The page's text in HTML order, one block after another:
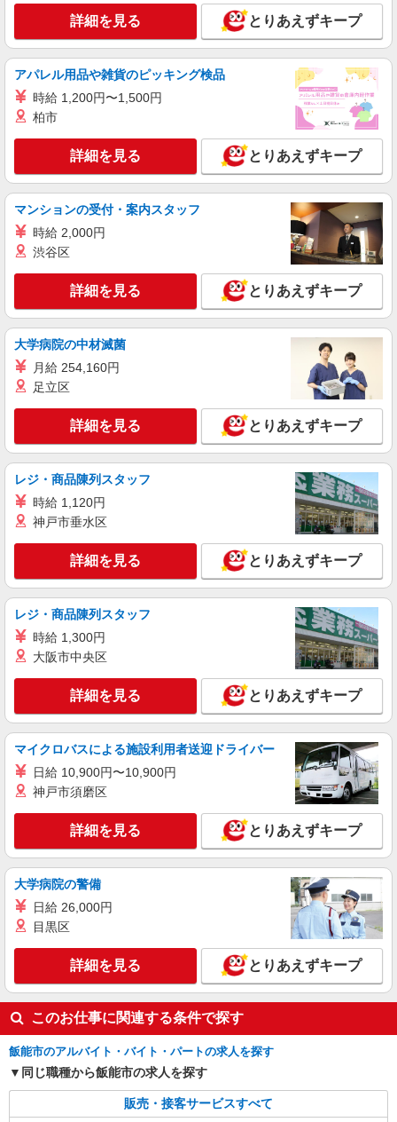
詳細を見る とりあえずキープ
アパレル用品や雑貨のピッキング検品
時給 1,200円〜1,500円
柏市
詳細を見る とりあえずキープ
マンションの受付・案内スタッフ
時給 2,000円
渋谷区
詳細を見る とりあえずキープ
大学病院の中材滅菌
月給 254,160円
足立区
詳細を見る とりあえずキープ
レジ・商品陳列スタッフ
時給 1,120円
神戸市垂水区
詳細を見る とりあえずキープ
レジ・商品陳列スタッフ
時給 1,300円
大阪市中央区
詳細を見る とりあえずキープ
マイクロバスによる施設利用者送迎ドライバー
日給 10,900円〜10,900円
神戸市須磨区
詳細を見る とりあえずキープ
大学病院の警備
日給 26,000円
目黒区
詳細を見る とりあえずキープ
このお仕事に関連する条件で探す
飯能市のアルバイト・バイト・パートの求人を探す
同じ職種から飯能市の求人を探す
販売・接客サービスすべて